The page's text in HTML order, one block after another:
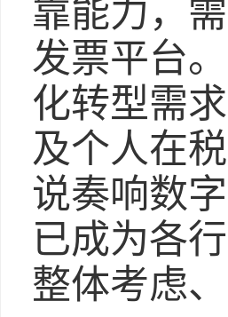
靠能力，
发票平台
化转型需
及个人在
说奏响数
已成为各
整体考虑